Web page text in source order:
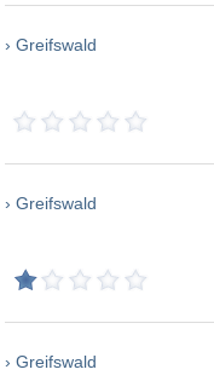
› Greifswald
› Greifswald
› Greifswald